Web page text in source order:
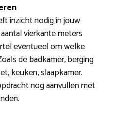
inzicht nodig in jouw
vierkante meters
eventueel om welke
de badkamer, berging
keuken, slaapkamer.
nog aanvullen met